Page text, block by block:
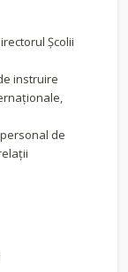
Școlii
instruire
de